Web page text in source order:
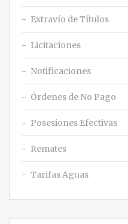
Extravío de Títulos
Licitaciones
Notificaciones
Órdenes de No Pago
Posesiones Efectivas
Remates
Tarifas Aguas